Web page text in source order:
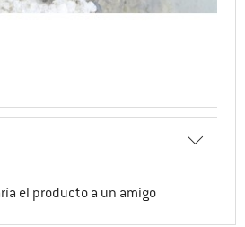
el producto a un amigo